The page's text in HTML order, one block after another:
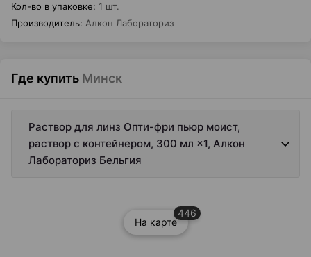
Кол-во в упаковке: 1 шт.
Производитель: Алкон Лабораториз
Где купить Минск
Раствор для линз Опти-фри пьюр моист,
раствор с контейнером, 300 мл ×1, Алкон
Лабораториз Бельгия
На карте
446